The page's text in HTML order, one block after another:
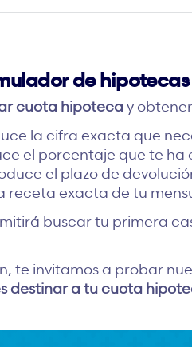
de hipotecas
cuota hipotecay
la cifra exacta que
el porcentaje que te
el plazo de
receta exacta de tu
buscar tu primera
te invitamos a probar
destinar a tu cuota